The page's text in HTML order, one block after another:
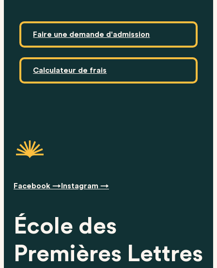
Faire une demande d'admission
Calculateur de frais
Facebook →Instagram →
École des
Premières Lettres